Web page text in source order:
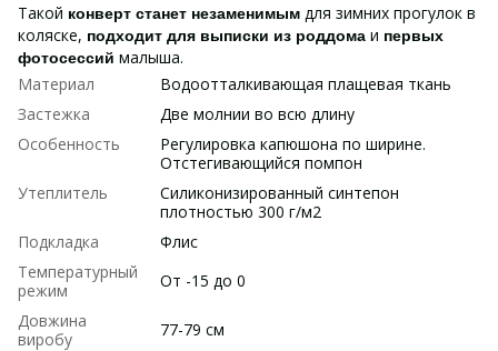
Такой конверт станет незаменимым для зимних прогулок в
коляске, подходит для выписки из роддома и первых
фотосессий малыша.
Материал
Водоотталкивающая плащевая ткань
Застежка
Две молнии во всю длину
Особенность
Регулировка капюшона по ширине.
Отстегивающийся помпон
Утеплитель
Силиконизированный синтепон
плотностью 300 г/м2
Подкладка
Флис
Температурный
режим
От -15 до 0
Довжина
виробу
77-79 см